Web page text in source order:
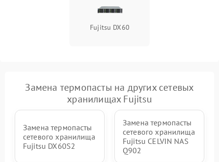
Fujitsu DX60
Замена термопасты на других сетевых
хранилищах Fujitsu
Замена термопасты
сетевого хранилища
Fujitsu DX60S2
Замена термопасты
сетевого хранилища
Fujitsu CELVIN NAS
Q902